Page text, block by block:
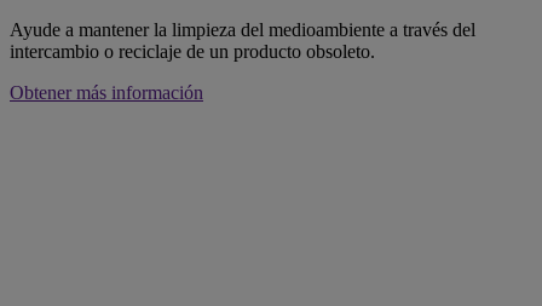
Ayude a mantener la limpieza del medioambiente a través del
intercambio o reciclaje de un producto obsoleto.
Obtener más información